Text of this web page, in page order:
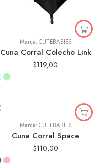
Marca: CUTEBABIES
Cuna Corral Colecho Link
$119,00
Marca: CUTEBABIES
Cuna Corral Space
$110,00